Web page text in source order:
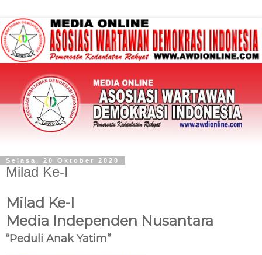
Selasa, 20 Oktober 2020
Milad Ke-I
Milad Ke-I
Media Independen Nusantara
“Peduli Anak Yatim”